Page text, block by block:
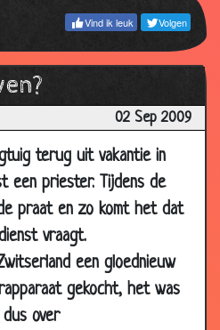
Vind ik leuk Volgen
02 Sep 2009
terug uit vakantie in
een priester. Tijdens de
praat en zo komt het dat
vraagt.
een gloednieuw
gekocht, het was
over
3.28
3.89
3.81